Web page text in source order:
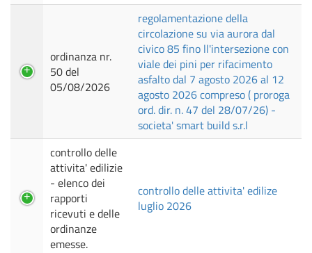
ordinanza nr.
50 del
05/08/2026
regolamentazione della
circolazione su via aurora dal
civico 85 fino ll'intersezione con
viale dei pini per rifacimento
asfalto dal 7 agosto 2026 al 12
agosto 2026 compreso ( proroga
ord. dir. n. 47 del 28/07/26) -
societa' smart build s.r.l
controllo delle
attivita' edilizie
- elenco dei
rapporti
ricevuti e delle
ordinanze
emesse.
controllo delle attivita' edilize
luglio 2026